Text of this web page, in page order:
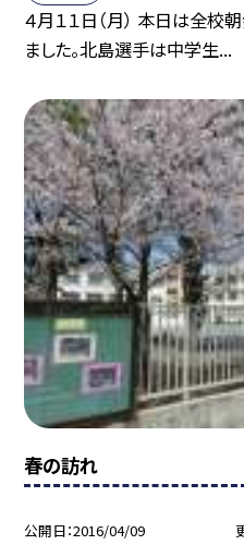
４月１１日（月） 本日は全
ました。北島選手は中学生...
春の訪れ
公開日 2016/04/09